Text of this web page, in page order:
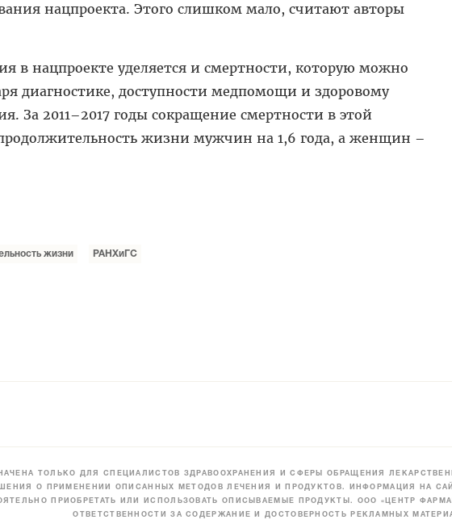
нацпроекта. Этого слишком мало, считают авторы
в нацпроекте уделяется и смертности, которую можно
диагностике, доступности медпомощи и здоровому
За 2011–2017 годы сокращение смертности в этой
жизни мужчин на 1,6 года, а женщин –
жизни РАНХиГС
ТОЛЬКО ДЛЯ СПЕЦИАЛИСТОВ ЗДРАВООХРАНЕНИЯ И СФЕРЫ ОБРАЩЕНИЯ
О ПРИМЕНЕНИИ ОПИСАННЫХ МЕТОДОВ ЛЕЧЕНИЯ И ПРОДУКТОВ. ИНФОРМАЦИЯ НА
ПРИОБРЕТАТЬ ИЛИ ИСПОЛЬЗОВАТЬ ОПИСЫВАЕМЫЕ ПРОДУКТЫ. ООО «ЦЕНТР
ОТВЕТСТВЕННОСТИ ЗА СОДЕРЖАНИЕ И ДОСТОВЕРНОСТЬ РЕКЛАМНЫХ